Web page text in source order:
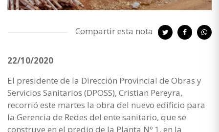
Compartir esta nota
22/10/2020
El presidente de la Dirección Provincial de Obras y
Servicios Sanitarios (DPOSS), Cristian Pereyra,
recorrió este martes la obra del nuevo edificio para
la Gerencia de Redes del ente sanitario, que se
construye en el predio de la Planta Nº 1, en la